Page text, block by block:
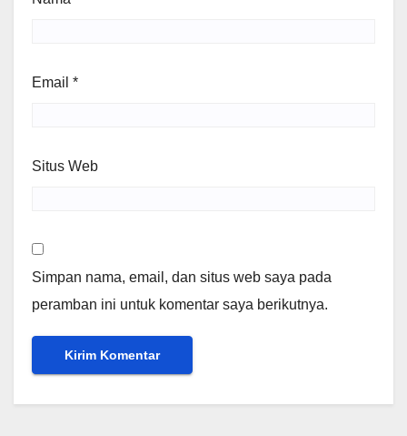
Email *
Situs Web
Simpan nama, email, dan situs web saya pada
peramban ini untuk komentar saya berikutnya.